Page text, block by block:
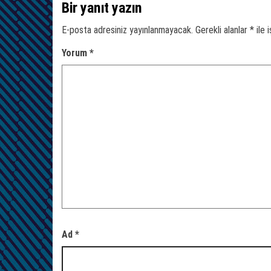
Bir yanıt yazın
E-posta adresiniz yayınlanmayacak. Gerekli alanlar * ile
Yorum *
Ad *